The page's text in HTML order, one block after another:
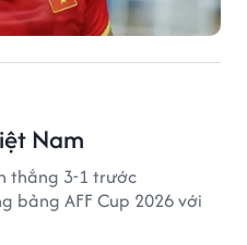
Nam
thắng 3-1 trước
bảng AFF Cup 2026 với